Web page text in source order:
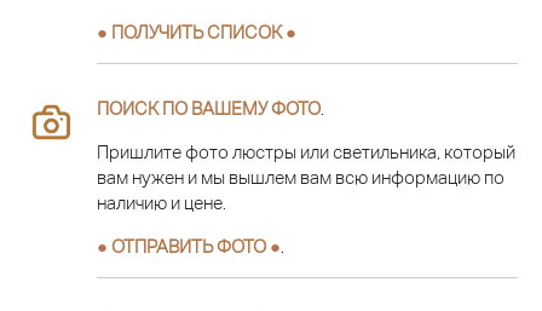
● ПОЛУЧИТЬ СПИСОК ●
ПОИСК ПО ВАШЕМУ ФОТО
Пришлите фото люстры или светильника, который
вам нужен и мы вышлем вам всю информацию по
наличию и цене.
● ОТПРАВИТЬ ФОТО ●